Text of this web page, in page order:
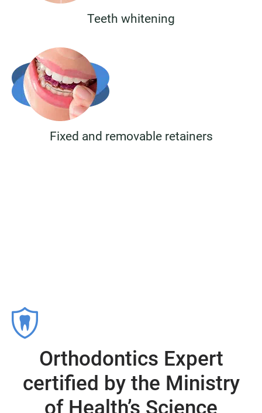
Teeth whitening
Fixed and removable retainers
Orthodontics Expert
certified by the Ministry
of Health’s Science